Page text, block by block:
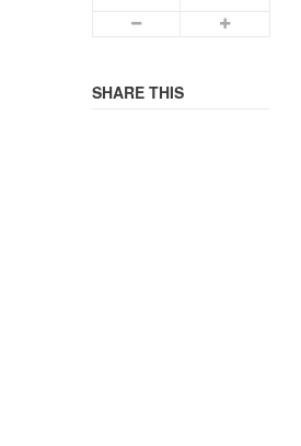
Smaller Font
SHARE THIS